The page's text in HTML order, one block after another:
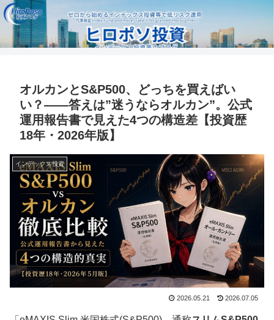
オルカンとS&P500、どっちを買えばい
い？——答えは”迷うならオルカン”。公式
運用報告書で見えた4つの構造差【投資歴
18年・2026年版】
インデックス投資
2026.05.21 2026.07.05